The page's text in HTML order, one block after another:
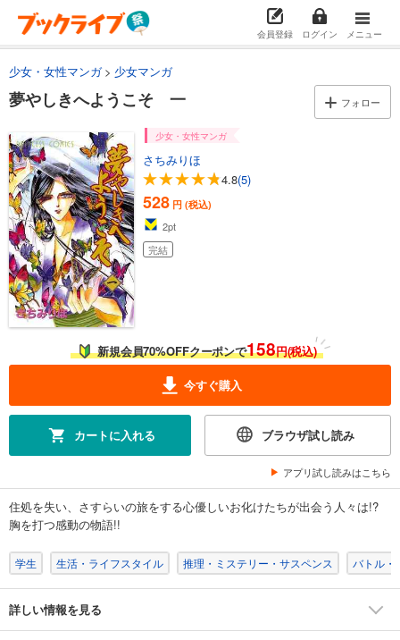
会員登録 ログイン メニュー
少女・女性マンガ 少女マンガ
夢やしきへようこそ 一 フォロー
少女・女性マンガ
さちみりほ
4.8(5)
528 円 (税込)
2pt
完結
新規会員70%OFFクーポンで158円(税込)
今すぐ購入
カートに入れる ブラウザ試し読み
アプリ試し読みはこちら
住処を失い、さすらいの旅をする心優しいお化けたちが出会う人々は!?
胸を打つ感動の物語!!
学生 生活・ライフスタイル 推理・ミステリー・サスペンス バトル・
詳しい情報を見る